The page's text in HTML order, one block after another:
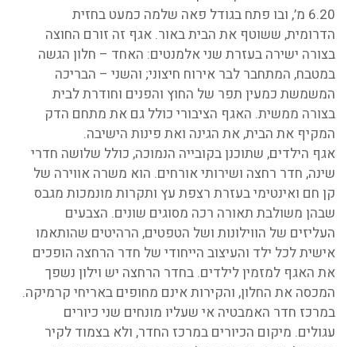
6.20 מ’, ובו פתח בגודל פאה שלמה כמעט בחזית
הדרומית, ששוטף את הבית באור. אגף זה זורם החוצה
בצורה ישירה בעזרת שני אלמנטים: האחד – חלון הגשה
במטבח, המתחבר לבר אירוח חיצוני; והשני – הבריכה
המשמשת כמעין תפר של החוץ והפנים וחודרת לבית
בצורה ממשית. האגף הציבורי כולל גם את מתחם הדק
המקיף את הבית, את הגינה ואת פינות הישיבה.
אגף הילדים, שתוכנן בקובייה הנמוכה, כולל שלושה חדרי
שינה, חדר רחצה ושירותי אורחים. הוא משרה אווירה של
קן חם ואינטימי בעזרת רצפת עץ ותקרות מונמכות מגבס
שבהן משולבת תאורה רכה מסוגים שונים. הצבעים
העליזים של הווילונות ושל הטפטים, הרהיטים שהותאמו
אישית לכל ילד והעיצוב הייחודי של חדר הרחצה הופכים
את האגף למזמין לילדים. בחדר הרחצה יש וילון נשפך
המכסה את החלון, והקירות אינם מחופים באריחי קרמיקה.
במרכז חדר האמבטיה אי שעליו מונחים שני כיורים
עגולים. מיקום הכיורים במרכז החדר, ולא בצמוד לקיר